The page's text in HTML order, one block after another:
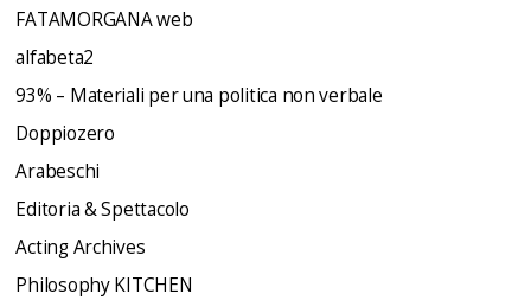
FATAMORGANA web
alfabeta2
93% – Materiali per una politica non verbale
Doppiozero
Arabeschi
Editoria & Spettacolo
Acting Archives
Philosophy KITCHEN